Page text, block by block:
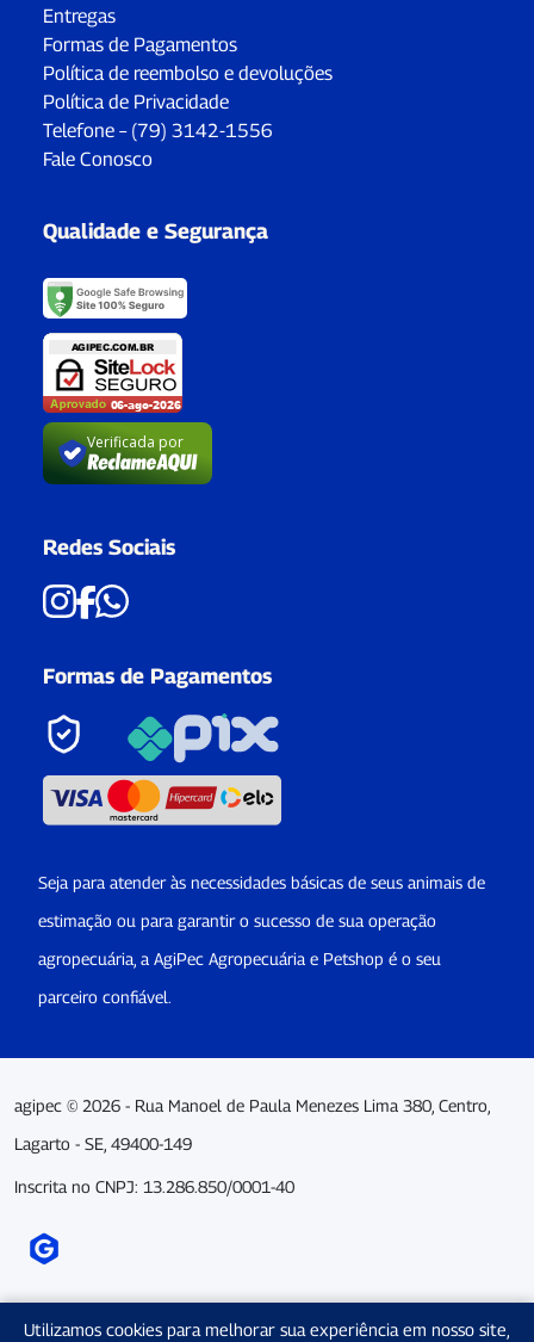
Entregas
Formas de Pagamentos
Política de reembolso e devoluções
Política de Privacidade
Telefone – (79) 3142-1556
Fale Conosco
Qualidade e Segurança
Verificada por
Redes Sociais
Formas de Pagamentos
Seja para atender às necessidades básicas de seus animais de
estimação ou para garantir o sucesso de sua operação
agropecuária, a AgiPec Agropecuária e Petshop é o seu
parceiro confiável.
agipec © 2026 - Rua Manoel de Paula Menezes Lima 380, Centro,
Lagarto - SE, 49400-149
Inscrita no CNPJ: 13.286.850/0001-40
Utilizamos cookies para melhorar sua experiência em nosso site,